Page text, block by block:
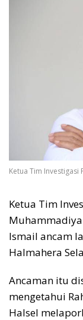
Ketua Tim Investigasi
Ketua Tim
Ismail ancam
Halmahera
Ancaman itu
mengetahui
Halsel